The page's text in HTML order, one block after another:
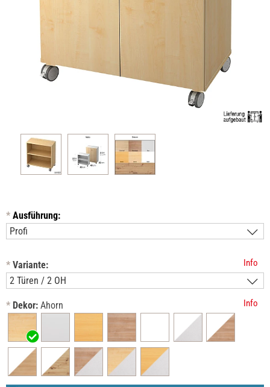
* Ausführung:
* Variante: Info
* Dekor: Ahorn Info